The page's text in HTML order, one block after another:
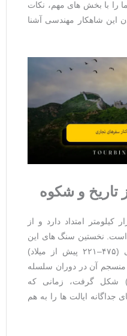
را با بخش ‌های مهم، نکات
این شاهکار مهندسی آشنا
تاریخ و شکوه
چین بیش از ۲۱ هزار کیلومتر امتداد دارد و از
نخستین سنگ ‌های این
دیوار در دوران جنگ ‌های ایالتی (۴۷۵–۲۲۱ پیش از میلاد)
آن در دوران سلسله
میلاد) شکل گرفت، زمانی که
ایالت ‌ها را به هم